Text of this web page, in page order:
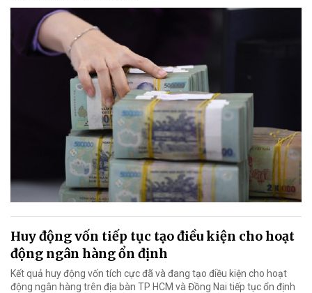
Huy động vốn tiếp tục tạo điều kiện cho hoạt
động ngân hàng ổn định
Kết quả huy động vốn tích cực đã và đang tạo điều kiện cho hoạt
động ngân hàng trên địa bàn TP HCM và Đồng Nai tiếp tục ổn định